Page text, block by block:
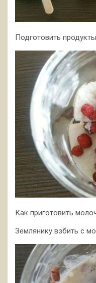
Подготовить
Как приготовить
Землянику взбить с